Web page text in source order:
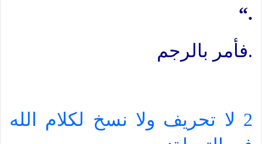
“.
فأمر بالرجم.
2 لا تحريف ولا نسخ لكلام الله